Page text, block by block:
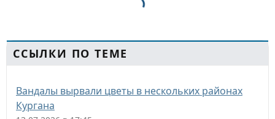
ССЫЛКИ ПО ТЕМЕ
Вандалы вырвали цветы в нескольких районах
Кургана